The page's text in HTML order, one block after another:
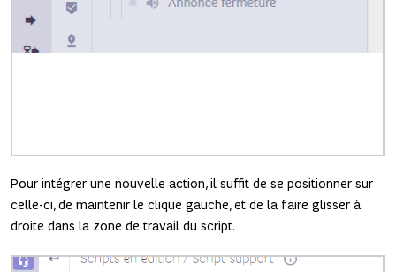
Pour intégrer une nouvelle action, il suffit de se positionner sur
celle-ci, de maintenir le clique gauche, et de la faire glisser à
droite dans la zone de travail du script.